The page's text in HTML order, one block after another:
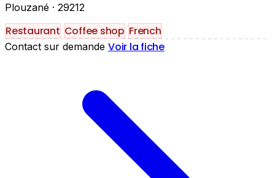
Plouzané · 29212
Restaurant Coffee shop French
Contact sur demande Voir la fiche